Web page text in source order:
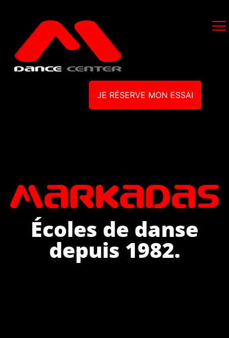
JE RÉSERVE MON ESSAI
Écoles de danse
depuis 1982.